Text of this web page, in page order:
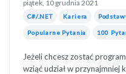
piątek, 10 grudnia 2021
C#/.NET Kariera
Popularne Pytania 100
Jeżeli chcesz zostać
wziąć udział w